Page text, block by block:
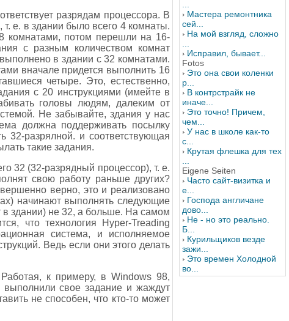
разрядам процессора. В
е. в здании было всего 4 комнаты.
комнатами, потом перешли на 16-
с разным количеством комнат
в здании с 32 комнатами.
вначале придется выполнить 16
четыре. Это, естественно,
с 20 инструкциями (имейте в
головы людям, далеким от
Не забывайте, здания у нас
должна поддерживать посылку
32-разрялной. и соответствующая
такие задания.
32 (32-разрядный процессор), т. е.
свою работу раньше других?
верно, это и реализовано
начинают выполнять следующие
в здании) не 32, а больше. На самом
что технология Hyper-Treading
система, и исполняемое
Ведь если они этого делать
к примеру, в Windows 98,
свое задание и жаждут
не способен, что кто-то может
Мастера ремонтника
сей...
На мой взгляд, сложно
Исправил, бывает...
Fotos
Это она свои коленки
р...
В контрстрайк не
иначе...
Это точно! Причем,
чем...
У нас в школе как-то
с...
Крутая флешка для тех
Eigene Seiten
Часто сайт-визитка и
е...
Господа англичане
дово...
Не - но это реально.
Б...
Курильщиков везде
зажи...
Это времен Холодной
во...